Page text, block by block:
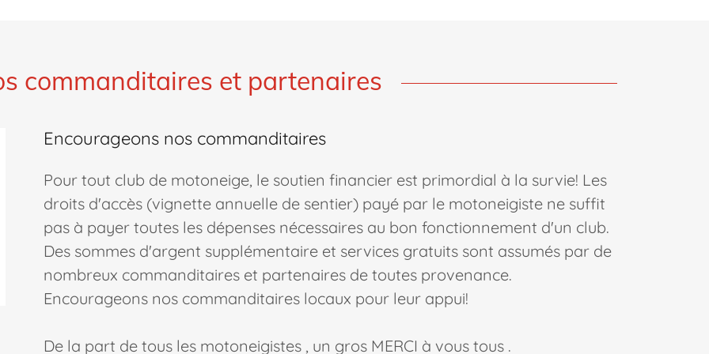
commanditaires et partenaires
Encourageons nos commanditaires
Pour tout club de motoneige, le soutien financier est primordial à la survie! Les
droits d'accès (vignette annuelle de sentier) payé par le motoneigiste ne suffit
pas à payer toutes les dépenses nécessaires au bon fonctionnement d'un club.
Des sommes d'argent supplémentaire et services gratuits sont assumés par de
nombreux commanditaires et partenaires de toutes provenance.
Encourageons nos commanditaires locaux pour leur appui!
De la part de tous les motoneigistes , un gros MERCI à vous tous .